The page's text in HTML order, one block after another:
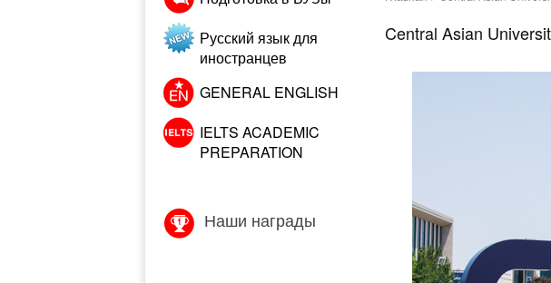
Русский язык для
иностранцев
GENERAL ENGLISH
IELTS ACADEMIC
PREPARATION
Наши награды
Central Asian